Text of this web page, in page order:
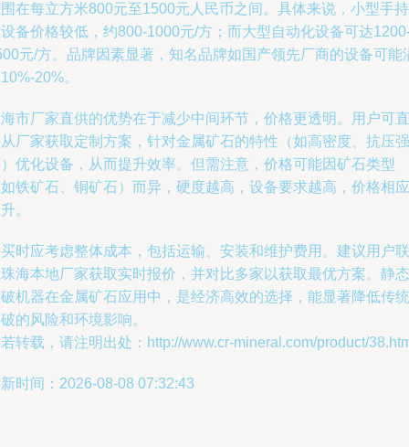
在每立方米800元至1500元人民币之间。具体来说，小型手持
备价格较低，约800-1000元/方；而大型自动化设备可达
元/方。品牌因素显著，知名品牌如国产领先厂商的设备可能
20%。
市厂家直供的优势在于减少中间环节，价格更透明。用户可直
厂家获取定制方案，针对金属矿石的特性（如高密度、抗压强
优化设备，从而提升效率。但需注意，价格可能因矿石类型
铁矿石、铜矿石）而异，硬度越高，设备要求越高，价格相应
。
时应考虑整体成本，包括运输、安装和维护费用。建议用户联
海本地厂家获取实时报价，并对比多家以获取最优方案。静态
机器在金属矿石应用中，是经济高效的选择，能显著降低传统
的风险和环境影响。
转载，请注明出处：http://www.cr-mineral.com/product/
时间：2026-08-08 07:32:43